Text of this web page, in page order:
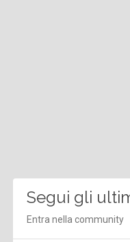
Segui gli
Entra nella community